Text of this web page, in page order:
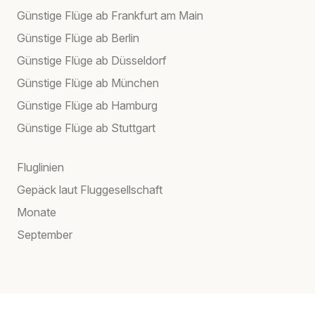
Günstige Flüge ab Frankfurt am Main
Günstige Flüge ab Berlin
Günstige Flüge ab Düsseldorf
Günstige Flüge ab München
Günstige Flüge ab Hamburg
Günstige Flüge ab Stuttgart
Fluglinien
Gepäck laut Fluggesellschaft
Monate
September